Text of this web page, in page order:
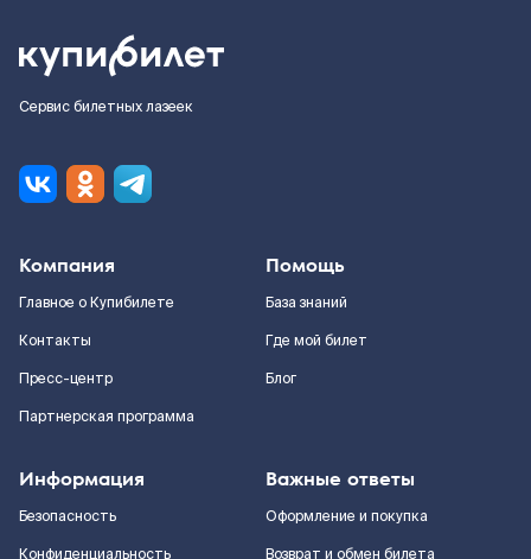
Сервис билетных лазеек
Компания
Главное о Купибилете
Контакты
Пресс-центр
Партнерская программа
Помощь
База знаний
Где мой билет
Блог
Информация
Безопасность
Конфиденциальность
Важные ответы
Оформление и покупка
Возврат и обмен билета